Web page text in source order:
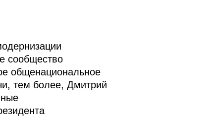
сообщество
общенациональное
тем более, Дмитрий